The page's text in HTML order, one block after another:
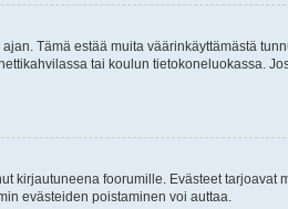
Tämä estää muita väärinkäyttämästä
tai koulun tietokoneluokassa.
kirjautuneena foorumille. Evästeet
evästeiden poistaminen voi auttaa.